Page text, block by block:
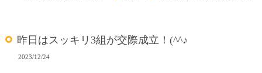
昨日はスッキリ3組が交際成立！(^^♪
2023/12/24